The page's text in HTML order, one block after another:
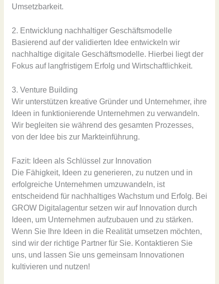
Umsetzbarkeit.
2. Entwicklung nachhaltiger Geschäftsmodelle
Basierend auf der validierten Idee entwickeln wir
nachhaltige digitale Geschäftsmodelle. Hierbei liegt der
Fokus auf langfristigem Erfolg und Wirtschaftlichkeit.
3. Venture Building
Wir unterstützen kreative Gründer und Unternehmer, ihre
Ideen in funktionierende Unternehmen zu verwandeln.
Wir begleiten sie während des gesamten Prozesses,
von der Idee bis zur Markteinführung.
Fazit: Ideen als Schlüssel zur Innovation
Die Fähigkeit, Ideen zu generieren, zu nutzen und in
erfolgreiche Unternehmen umzuwandeln, ist
entscheidend für nachhaltiges Wachstum und Erfolg. Bei
GROW Digitalagentur setzen wir auf Innovation durch
Ideen, um Unternehmen aufzubauen und zu stärken.
Wenn Sie Ihre Ideen in die Realität umsetzen möchten,
sind wir der richtige Partner für Sie. Kontaktieren Sie
uns, und lassen Sie uns gemeinsam Innovationen
kultivieren und nutzen!